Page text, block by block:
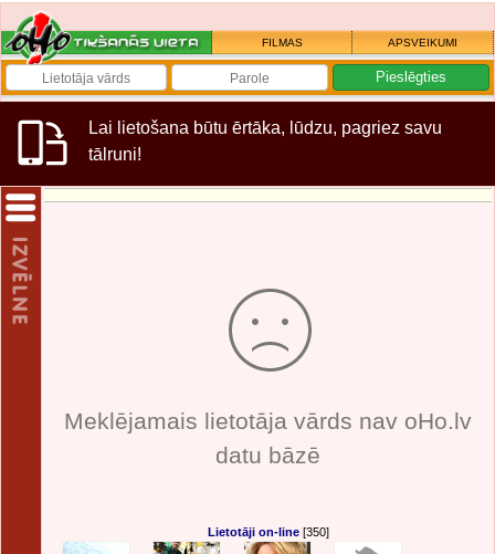
FILMAS APSVEIKUMI
Lai lietošana būtu ērtāka, lūdzu, pagriez savu
tālruni!
Meklējamais lietotāja vārds nav oHo.lv
datu bāzē
Lietotāji on-line[350]